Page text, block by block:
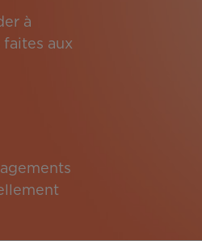
à
aux